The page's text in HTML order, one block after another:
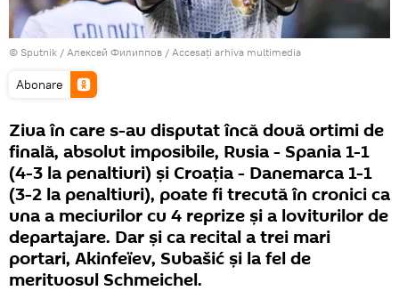
© Sputnik / Алексей Филиппов / Accesați arhiva multimedia
Abonare
Ziua în care s-au disputat încă două ortimi de
finală, absolut imposibile, Rusia - Spania 1-1
(4-3 la penaltiuri) și Croația - Danemarca 1-1
(3-2 la penaltiuri), poate fi trecută în cronici ca
una a meciurilor cu 4 reprize și a loviturilor de
departajare. Dar și ca recital a trei mari
portari, Akinfeïev, Subašić și la fel de
merituosul Schmeichel.